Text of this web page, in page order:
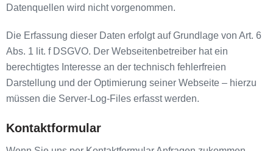
Datenquellen wird nicht vorgenommen.
Die Erfassung dieser Daten erfolgt auf Grundlage von Art. 6
Abs. 1 lit. f DSGVO. Der Webseitenbetreiber hat ein
berechtigtes Interesse an der technisch fehlerfreien
Darstellung und der Optimierung seiner Webseite – hierzu
müssen die Server-Log-Files erfasst werden.
Kontaktformular